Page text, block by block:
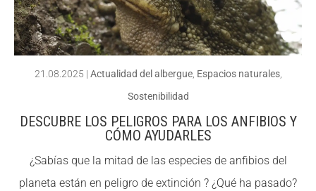
21.08.2025 | Actualidad del albergue, Espacios naturales,
Sostenibilidad
DESCUBRE LOS PELIGROS PARA LOS ANFIBIOS Y
CÓMO AYUDARLES
¿Sabías que la mitad de las especies de anfibios del
planeta están en peligro de extinción ? ¿Qué ha pasado?
ACCIÓ SOCIAL I JOVES
ESPLAIS
SUPORT TERCER SECTOR
ACCIÓ SOCIAL I JOVES
ESPLAIS
SUPORT TERCER SECTOR